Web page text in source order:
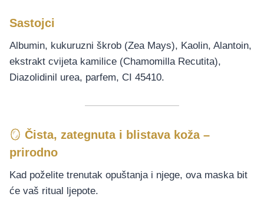
Sastojci
Albumin, kukuruzni škrob (Zea Mays), Kaolin, Alantoin,
ekstrakt cvijeta kamilice (Chamomilla Recutita),
Diazolidinil urea, parfem, CI 45410.
🪞 Čista, zategnuta i blistava koža –
prirodno
Kad poželite trenutak opuštanja i njege, ova maska bit
će vaš ritual ljepote.